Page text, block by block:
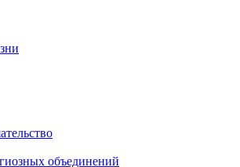
объединений